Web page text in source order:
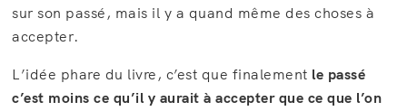
sur son passé, mais il y a quand même des choses à
accepter.
L’idée phare du livre, c’est que finalement le passé
c’est moins ce qu’il y aurait à accepter que ce que l’on